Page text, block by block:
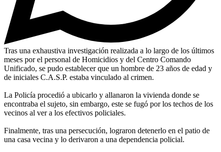
Tras una exhaustiva investigación realizada a lo largo de los últimos
meses por el personal de Homicidios y del Centro Comando
Unificado, se pudo establecer que un hombre de 23 años de edad y
de iniciales C.A.S.P. estaba vinculado al crimen.
La Policía procedió a ubicarlo y allanaron la vivienda donde se
encontraba el sujeto, sin embargo, este se fugó por los techos de los
vecinos al ver a los efectivos policiales.
Finalmente, tras una persecución, lograron detenerlo en el patio de
una casa vecina y lo derivaron a una dependencia policial.